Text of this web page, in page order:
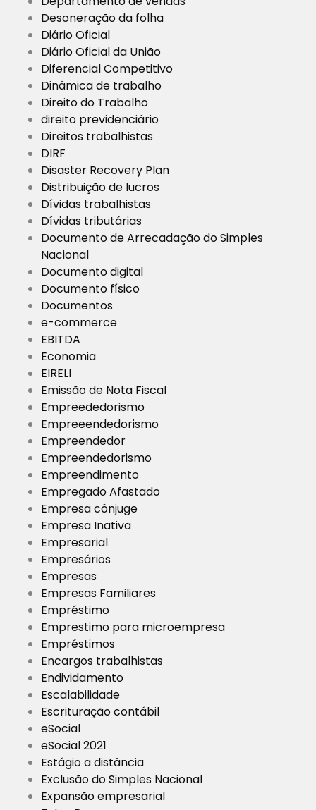
Desoneração da folha
Diário Oficial
Diário Oficial da União
Diferencial Competitivo
Dinâmica de trabalho
Direito do Trabalho
direito previdenciário
Direitos trabalhistas
DIRF
Disaster Recovery Plan
Distribuição de lucros
Dívidas trabalhistas
Dívidas tributárias
Documento de Arrecadação do Simples
Nacional
Documento digital
Documento físico
Documentos
e-commerce
EBITDA
Economia
EIRELI
Emissão de Nota Fiscal
Empreededorismo
Empreeendedorismo
Empreendedor
Empreendedorismo
Empreendimento
Empregado Afastado
Empresa cônjuge
Empresa Inativa
Empresarial
Empresários
Empresas
Empresas Familiares
Empréstimo
Emprestimo para microempresa
Empréstimos
Encargos trabalhistas
Endividamento
Escalabilidade
Escrituração contábil
eSocial
eSocial 2021
Estágio a distância
Exclusão do Simples Nacional
Expansão empresarial